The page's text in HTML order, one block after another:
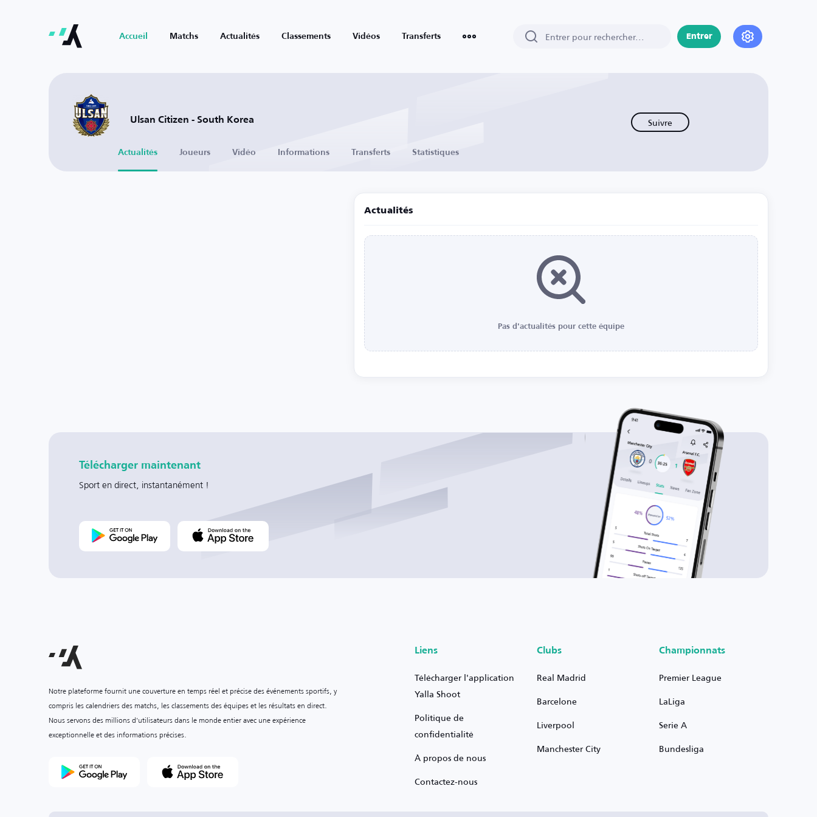
Accueil Matchs Actualités Classements Vidéos Transferts Entrer
Ulsan Citizen - South Korea Suivre
Actualités Joueurs Vidéo Informations Transferts Statistiques
Actualités
Pas d'actualités pour cette équipe
Télécharger maintenant
Sport en direct, instantanément !
Notre plateforme fournit une couverture en temps réel et précise des événements sportifs, y
compris les calendriers des matchs, les classements des équipes et les résultats en direct.
Nous servons des millions d'utilisateurs dans le monde entier avec une expérience
exceptionnelle et des informations précises.
Liens
Télécharger l'application
Yalla Shoot
Politique de
confidentialité
À propos de nous
Contactez-nous
Clubs
Real Madrid
Barcelone
Liverpool
Manchester City
Championnats
Premier League
LaLiga
Serie A
Bundesliga